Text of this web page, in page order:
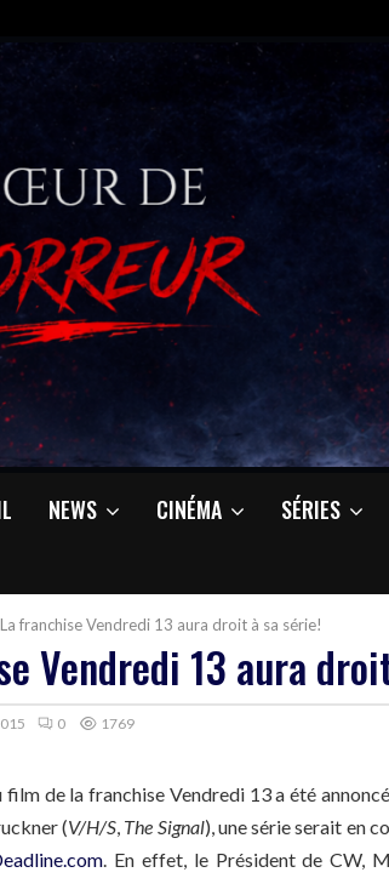
NEWS CINÉMA SÉRIES
La franchise Vendredi 13 aura droit à sa série!
Vendredi 13 aura
0 1769
film de la franchise Vendredi 13 a été
(V/H/S, The Signal), une série serait en
. En effet, le Président de CW,